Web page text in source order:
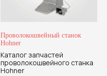
Проволокошвейный станок
Hohner
Каталог запчастей
проволокошвейного станка
Hohner